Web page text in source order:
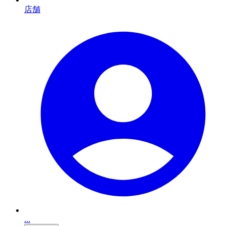
店舗
...